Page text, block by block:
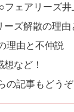
○フェアリーズ井
ーズ解散の理
理由と不仲説
想など！
の記事もどうぞ